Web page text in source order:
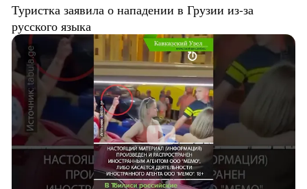
Туристка заявила о нападении в Грузии из-за
русского языка